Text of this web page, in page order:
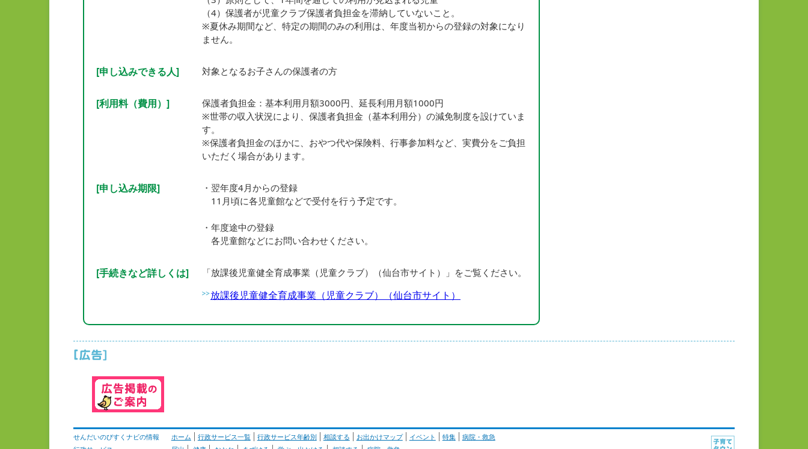
（4）保護者が児童クラブ保護者負担金を滞納していないこと。
※夏休み期間など、特定の期間のみの利用は、年度当初からの登録の対象になり
ません。
[申し込みできる人] 対象となるお子さんの保護者の方
[利用料（費用）]
保護者負担金：基本利用月額3000円、延長利用月額1000円
※世帯の収入状況により、保護者負担金（基本利用分）の減免制度を設けていま
す。
※保護者負担金のほかに、おやつ代や保険料、行事参加料など、実費分をご負担
いただく場合があります。
[申し込み期限]
・翌年度4月からの登録
11月頃に各児童館などで受付を行う予定です。
・年度途中の登録
各児童館などにお問い合わせください。
[手続きなど詳しくは] 「放課後児童健全育成事業（児童クラブ）（仙台市サイト）」をご覧ください。
放課後児童健全育成事業（児童クラブ）（仙台市サイト）
せんだいのびすくナビの情報 ホーム 行政サービス一覧 行政サービス年齢別 相談する お出かけマップ イベント 特集
病院・救急